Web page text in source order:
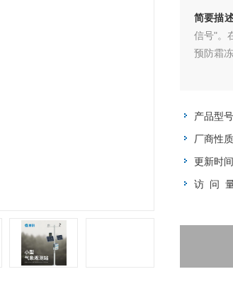
简要描
信号"。
预防霜
产品型号
厂商性质
更新时间
访 问 量